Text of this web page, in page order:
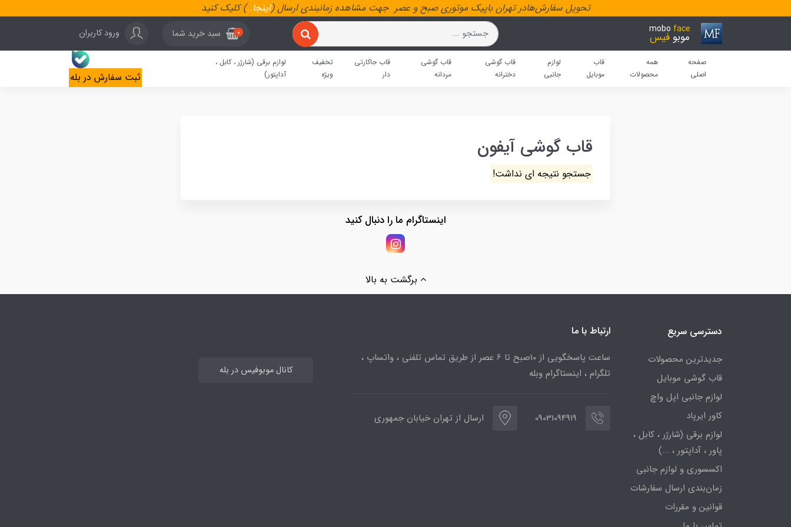
تحویل سفارش‌هادر تهران باپیک موتوری صبح و عصر جهت مشاهده زمانبندی ارسال (اینجا..) کلیک کنید
mobo face
موبو فیس 0 سبد خرید شما ورود کاربران
صفحه
اصلی
همه
محصولات
قاب
موبایل
لوازم
جانبی
قاب گوشی
دخترانه
قاب گوشی
مردانه
قاب جاکارتی
دار
تخفیف
ویژه
لوازم برقی (شارژر ، کابل ،
آداپتور)
ثبت سفارش در بله
قاب گوشی آیفون
جستجو نتیجه ای نداشت!
اینستاگرام ما را دنبال کنید
برگشت به بالا
دسترسی سریع
جدیدترین محصولات
قاب گوشی موبایل
لوازم جانبی اپل واچ
کاور ایرپاد
لوازم برقی (شارژر ، کابل ،
پاور ، آداپتور ، ...)
اکسسوری و لوازم جانبی
زمان‌بندی ارسال سفارشات
قوانین و مقررات
ارتباط با ما
ساعت پاسخگویی از 10صبح تا 6 عصر از طریق تماس تلفنی ، واتساپ ،
تلگرام ، اینستاگرام وبله
09031094919 ارسال از تهران خیابان جمهوری
کانال موبوفیس در بله